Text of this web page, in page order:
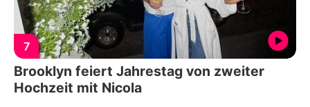
7
Brooklyn feiert Jahrestag von zweiter
Hochzeit mit Nicola